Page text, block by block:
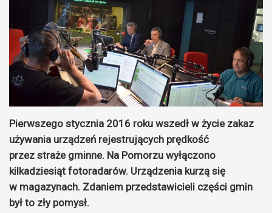
Pierwszego stycznia 2016 roku wszedł w życie zakaz
używania urządzeń rejestrujących prędkość
przez straże gminne. Na Pomorzu wyłączono
kilkadziesiąt fotoradarów. Urządzenia kurzą się
w magazynach. Zdaniem przedstawicieli części gmin
był to zły pomysł.